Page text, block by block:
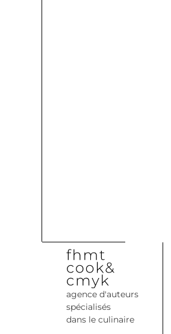
agence d'auteurs
spécialisés
dans le culinaire